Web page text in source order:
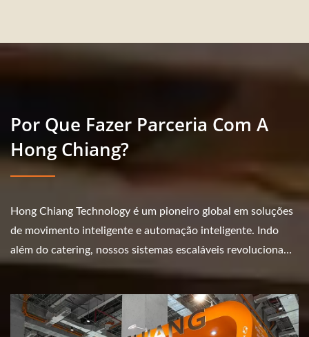
Por Que Fazer Parceria Com A
Hong Chiang?
Hong Chiang Technology é um pioneiro global em soluções
de movimento inteligente e automação inteligente. Indo
além do catering, nossos sistemas escaláveis revolucionam
o transporte de materiais...